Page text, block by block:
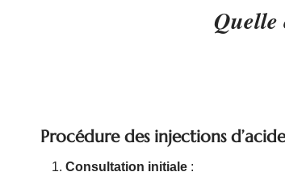
Quelle
Procédure des injections
Consultation initiale :